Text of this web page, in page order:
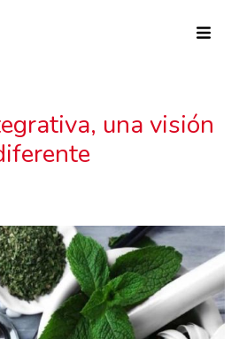
una visión